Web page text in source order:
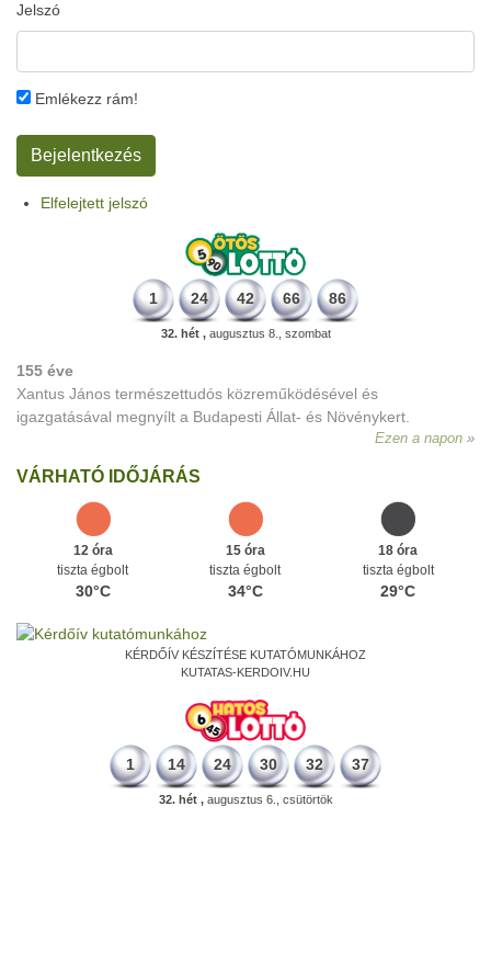
Jelszó
Emlékezz rám!
Elfelejtett jelszó
1 24 42 66 86
32. hét ,augusztus 8., szombat
155 éve
Xantus János természettudós közreműködésével és
igazgatásával megnyílt a Budapesti Állat- és Növénykert.
Ezen a napon
VÁRHATÓ IDŐJÁRÁS
12 óra
tiszta égbolt
30°C
15 óra
tiszta égbolt
34°C
18 óra
tiszta égbolt
29°C
KÉRDŐÍV KÉSZÍTÉSE KUTATÓMUNKÁHOZ
KUTATAS-KERDOIV.HU
1 14 24 30 32 37
32. hét ,augusztus 6., csütörtök